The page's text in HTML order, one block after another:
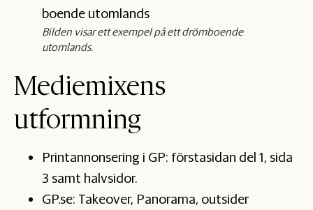
Bilden visar ett exempel på ett drömboende
utomlands.
Mediemixens
utformning
Printannonsering i GP: förstasidan del 1, sida
3 samt halvsidor.
GP.se: Takeover, Panorama, outsider